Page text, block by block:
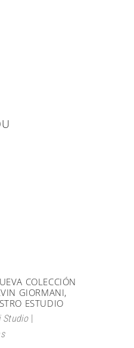
COLECCIÓN
GIORMANI,
ESTUDIO
Studio